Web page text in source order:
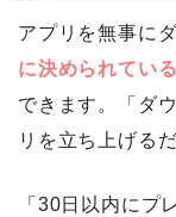
アプリを無事に
に決められてい
できます。「ダ
リを立ち上げる
「30日以内にプ